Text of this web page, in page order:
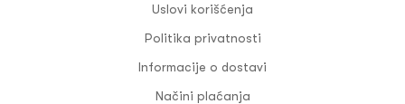
Uslovi korišćenja
Politika privatnosti
Informacije o dostavi
Načini plaćanja